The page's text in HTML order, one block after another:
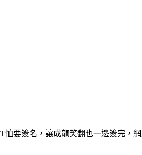
恤要簽名，讓成龍笑翻也一邊簽完，